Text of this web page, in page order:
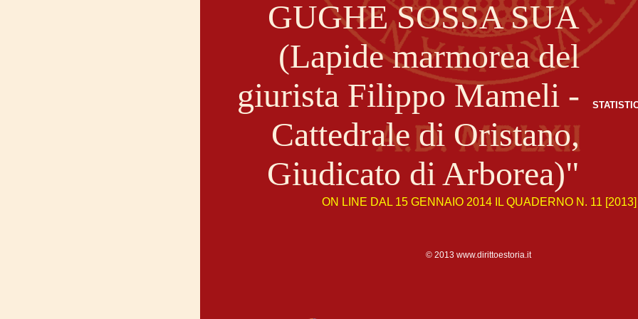
ON LINE DAL 15 GENNAIO 2014 IL QUADERNO N. 11 [2013]
© 2013 www.dirittoestoria.it